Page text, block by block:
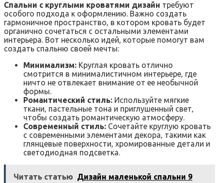
Спальни с круглыми кроватями дизайн требуют
особого подхода к оформлению. Важно создать
гармоничное пространство‚ в котором кровать будет
органично сочетаться с остальными элементами
интерьера. Вот несколько идей‚ которые помогут вам
создать спальню своей мечты:
Минимализм: Круглая кровать отлично
смотрится в минималистичном интерьере‚ где
ничто не отвлекает внимание от ее необычной
формы.
Романтический стиль: Используйте мягкие
ткани‚ пастельные тона и приглушенный свет‚
чтобы создать романтическую атмосферу.
Современный стиль: Сочетайте круглую кровать
с современными элементами декора‚ такими как
глянцевые поверхности‚ хромированные детали и
светодиодная подсветка.
Читать статью Дизайн маленькой спальни 9